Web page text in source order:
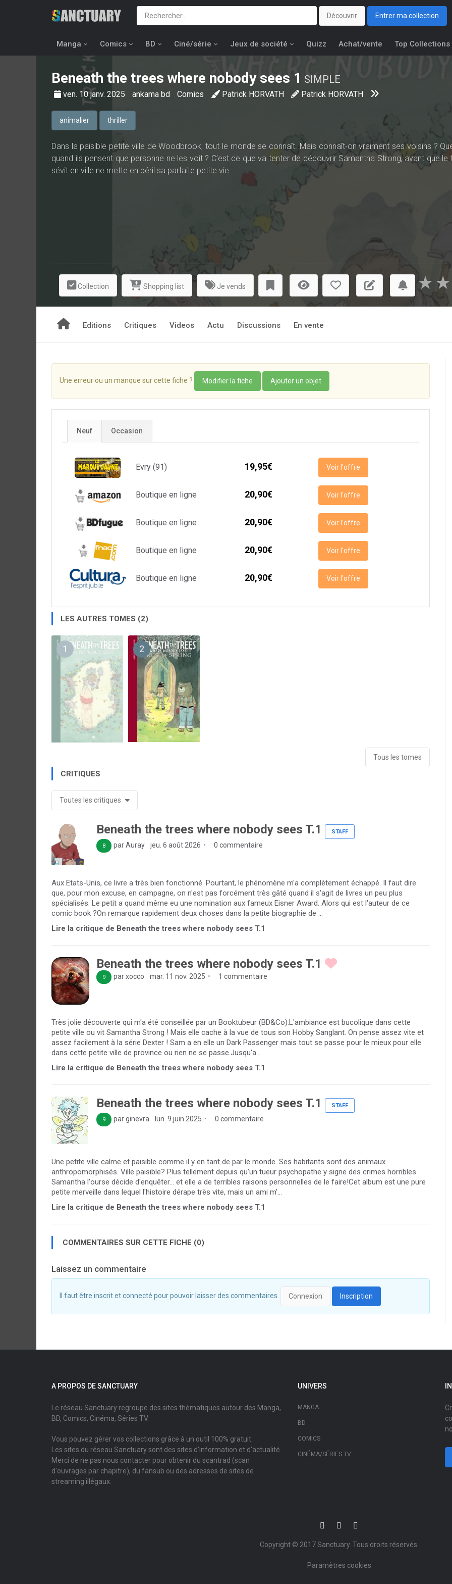
Découvrir Entrer ma collection
Manga Comics BD Ciné/série Jeux de société Quizz Achat/vente Top Collections
Beneath the trees where nobody sees 1 SIMPLE
ven. 10 janv. 2025 ankama bd Comics Patrick HORVATH Patrick HORVATH
animalier thriller
Dans la paisible petite ville de Woodbrook, tout le monde se connaît. Mais connaît-on vraiment ses voisins ?
quand ils pensent que personne ne les voit ? C’est ce que va tenter de découvrir Samantha Strong, avant que le
sévit en ville ne mette en péril sa parfaite petite vie...
Collection Shopping list Je vends ★
★
Editions Critiques Videos Actu Discussions En vente
Une erreur ou un manque sur cette fiche ? Modifier la fiche Ajouter un objet
Neuf Occasion
Evry (91) 19,95€ Voir l'offre
Boutique en ligne 20,90€ Voir l'offre
Boutique en ligne 20,90€ Voir l'offre
Boutique en ligne 20,90€ Voir l'offre
Boutique en ligne 20,90€ Voir l'offre
LES AUTRES TOMES (2)
1 2
Tous les tomes
CRITIQUES
Toutes les critiques
Beneath the trees where nobody sees T.1 STAFF
8 par Auray jeu. 6 août 2026 0 commentaire
Aux Etats-Unis, ce livre a très bien fonctionné. Pourtant, le phénomène m'a complètement échappé. Il faut dire
que, pour mon excuse, en campagne, on n'est pas forcément très gâté quand il s'agit de livres un peu plus
spécialisés. Le petit a quand même eu une nomination aux fameux Eisner Award. Alors qui est l'auteur de ce
comic book ?On remarque rapidement deux choses dans la petite biographie de ...
Lire la critique de Beneath the trees where nobody sees T.1
Beneath the trees where nobody sees T.1
9 par xocco mar. 11 nov. 2025 1 commentaire
Très jolie découverte qui m'a été conseillée par un Booktubeur (BD&Co).L'ambiance est bucolique dans cette
petite ville ou vit Samantha Strong ! Mais elle cache à la vue de tous son Hobby Sanglant. On pense assez vite et
assez facilement à la série Dexter ! Sam a en elle un Dark Passenger mais tout se passe pour le mieux pour elle
dans cette petite ville de province ou rien ne se passe.Jusqu'a...
Lire la critique de Beneath the trees where nobody sees T.1
Beneath the trees where nobody sees T.1 STAFF
9 par ginevra lun. 9 juin 2025 0 commentaire
Une petite ville calme et paisible comme il y en tant de par le monde. Ses habitants sont des animaux
anthropomorphisés. Ville paisible? Plus tellement depuis qu'un tueur psychopathe y signe des crimes horribles.
Samantha l'ourse décide d'enquêter… et elle a de terribles raisons personnelles de le faire!Cet album est une pure
petite merveille dans lequel l'histoire dérape très vite, mais un ami m'...
Lire la critique de Beneath the trees where nobody sees T.1
COMMENTAIRES SUR CETTE FICHE (0)
Laissez un commentaire
Il faut être inscrit et connecté pour pouvoir laisser des commentaires. Connexion Inscription
A PROPOS DE SANCTUARY
Le réseau Sanctuary regroupe des sites thématiques autour des Manga,
BD, Comics, Cinéma, Séries TV.
Vous pouvez gérer vos collections grâce à un outil 100% gratuit.
Les sites du réseau Sanctuary sont des sites d'information et d'actualité.
Merci de ne pas nous contacter pour obtenir du scantrad (scan
d'ouvrages par chapitre), du fansub ou des adresses de sites de
streaming illégaux.
UNIVERS
MANGA
BD
COMICS
CINÉMA/SÉRIES TV
Copyright © 2017Sanctuary. Tous droits réservés.
Paramètres cookies